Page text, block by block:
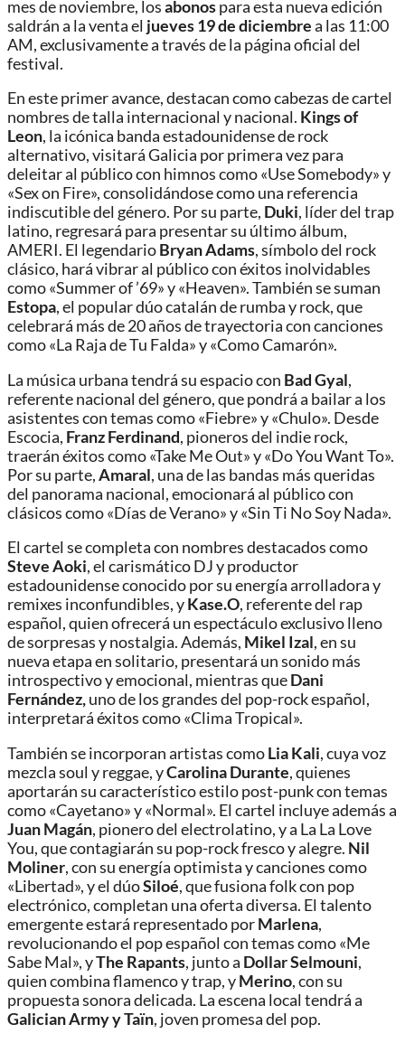
mes de noviembre, losabonospara esta nueva edición
saldrán a la venta el jueves 19 de diciembrea las 11:00
AM, exclusivamente a través de la página oficial del
festival.
En este primer avance, destacan como cabezas de cartel
nombres de talla internacional y nacional. Kings of
Leon, la icónica banda estadounidense de rock
alternativo, visitará Galicia por primera vez para
deleitar al público con himnos como «Use Somebody» y
«Sex on Fire», consolidándose como una referencia
indiscutible del género. Por su parte, Duki, líder del trap
latino, regresará para presentar su último álbum,
AMERI. El legendarioBryan Adams, símbolo del rock
clásico, hará vibrar al público con éxitos inolvidables
como «Summer of ’69» y «Heaven». También se suman
Estopa, el popular dúo catalán de rumba y rock, que
celebrará más de 20 años de trayectoria con canciones
como «La Raja de Tu Falda» y «Como Camarón».
La música urbana tendrá su espacio con Bad Gyal,
referente nacional del género, que pondrá a bailar a los
asistentes con temas como «Fiebre» y «Chulo». Desde
Escocia, Franz Ferdinand, pioneros del indie rock,
traerán éxitos como «Take Me Out» y «Do You Want To».
Por su parte,Amaral, una de las bandas más queridas
del panorama nacional, emocionará al público con
clásicos como «Días de Verano» y «Sin Ti No Soy Nada».
El cartel se completa con nombres destacados como
Steve Aoki, el carismático DJ y productor
estadounidense conocido por su energía arrolladora y
remixes inconfundibles, yKase.O, referente del rap
español, quien ofrecerá un espectáculo exclusivo lleno
de sorpresas y nostalgia. Además, Mikel Izal, en su
nueva etapa en solitario, presentará un sonido más
introspectivo y emocional, mientras queDani
Fernández,uno de los grandes del pop-rock español,
interpretará éxitos como «Clima Tropical».
También se incorporan artistas comoLia Kali, cuya voz
mezcla soul y reggae, yCarolina Durante, quienes
aportarán su característico estilo post-punk con temas
como «Cayetano» y «Normal». El cartel incluye además a
Juan Magán, pionero del electrolatino, y a La La Love
You, que contagiarán su pop-rock fresco y alegre. Nil
Moliner, con su energía optimista y canciones como
«Libertad», y el dúoSiloé, que fusiona folk con pop
electrónico, completan una oferta diversa. El talento
emergente estará representado porMarlena,
revolucionando el pop español con temas como «Me
Sabe Mal», yThe Rapants, junto a Dollar Selmouni,
quien combina flamenco y trap, yMerino, con su
propuesta sonora delicada. La escena local tendrá a
Galician Army y Taïn, joven promesa del pop.